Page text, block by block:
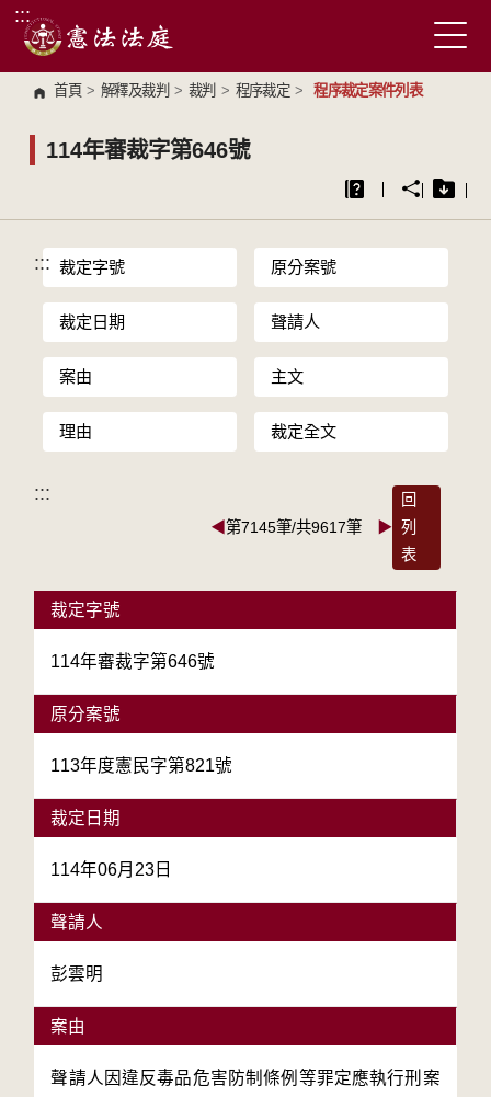
跳到主要內容區塊
:::
首頁 > 解釋及裁判 > 裁判 > 程序裁定 > 程序裁定案件列表
114年審裁字第646號
::: 裁定字號 原分案號
裁定日期 聲請人
案由 主文
理由 裁定全文
:::
◀第7145筆/共9617筆 ▶
回
列
表
裁定字號
114年審裁字第646號
原分案號
113年度憲民字第821號
裁定日期
114年06月23日
聲請人
彭雲明
案由
聲請人因違反毒品危害防制條例等罪定應執行刑案